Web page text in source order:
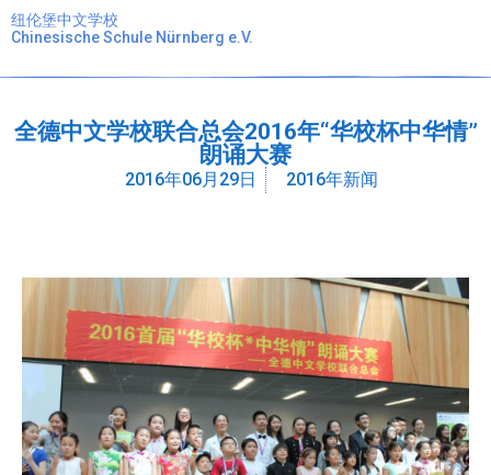
纽伦堡中文学校
Chinesische Schule Nürnberg e.V.
全德中文学校联合总会2016年“华校杯中华情”
朗诵大赛
2016年06月29日 2016年新闻